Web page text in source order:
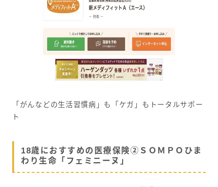
「がんなどの生活習慣病」も「ケガ」もトータルサポー
ト
18歳におすすめの医療保険②ＳＯＭＰＯひま
わり生命「フェミニーヌ」